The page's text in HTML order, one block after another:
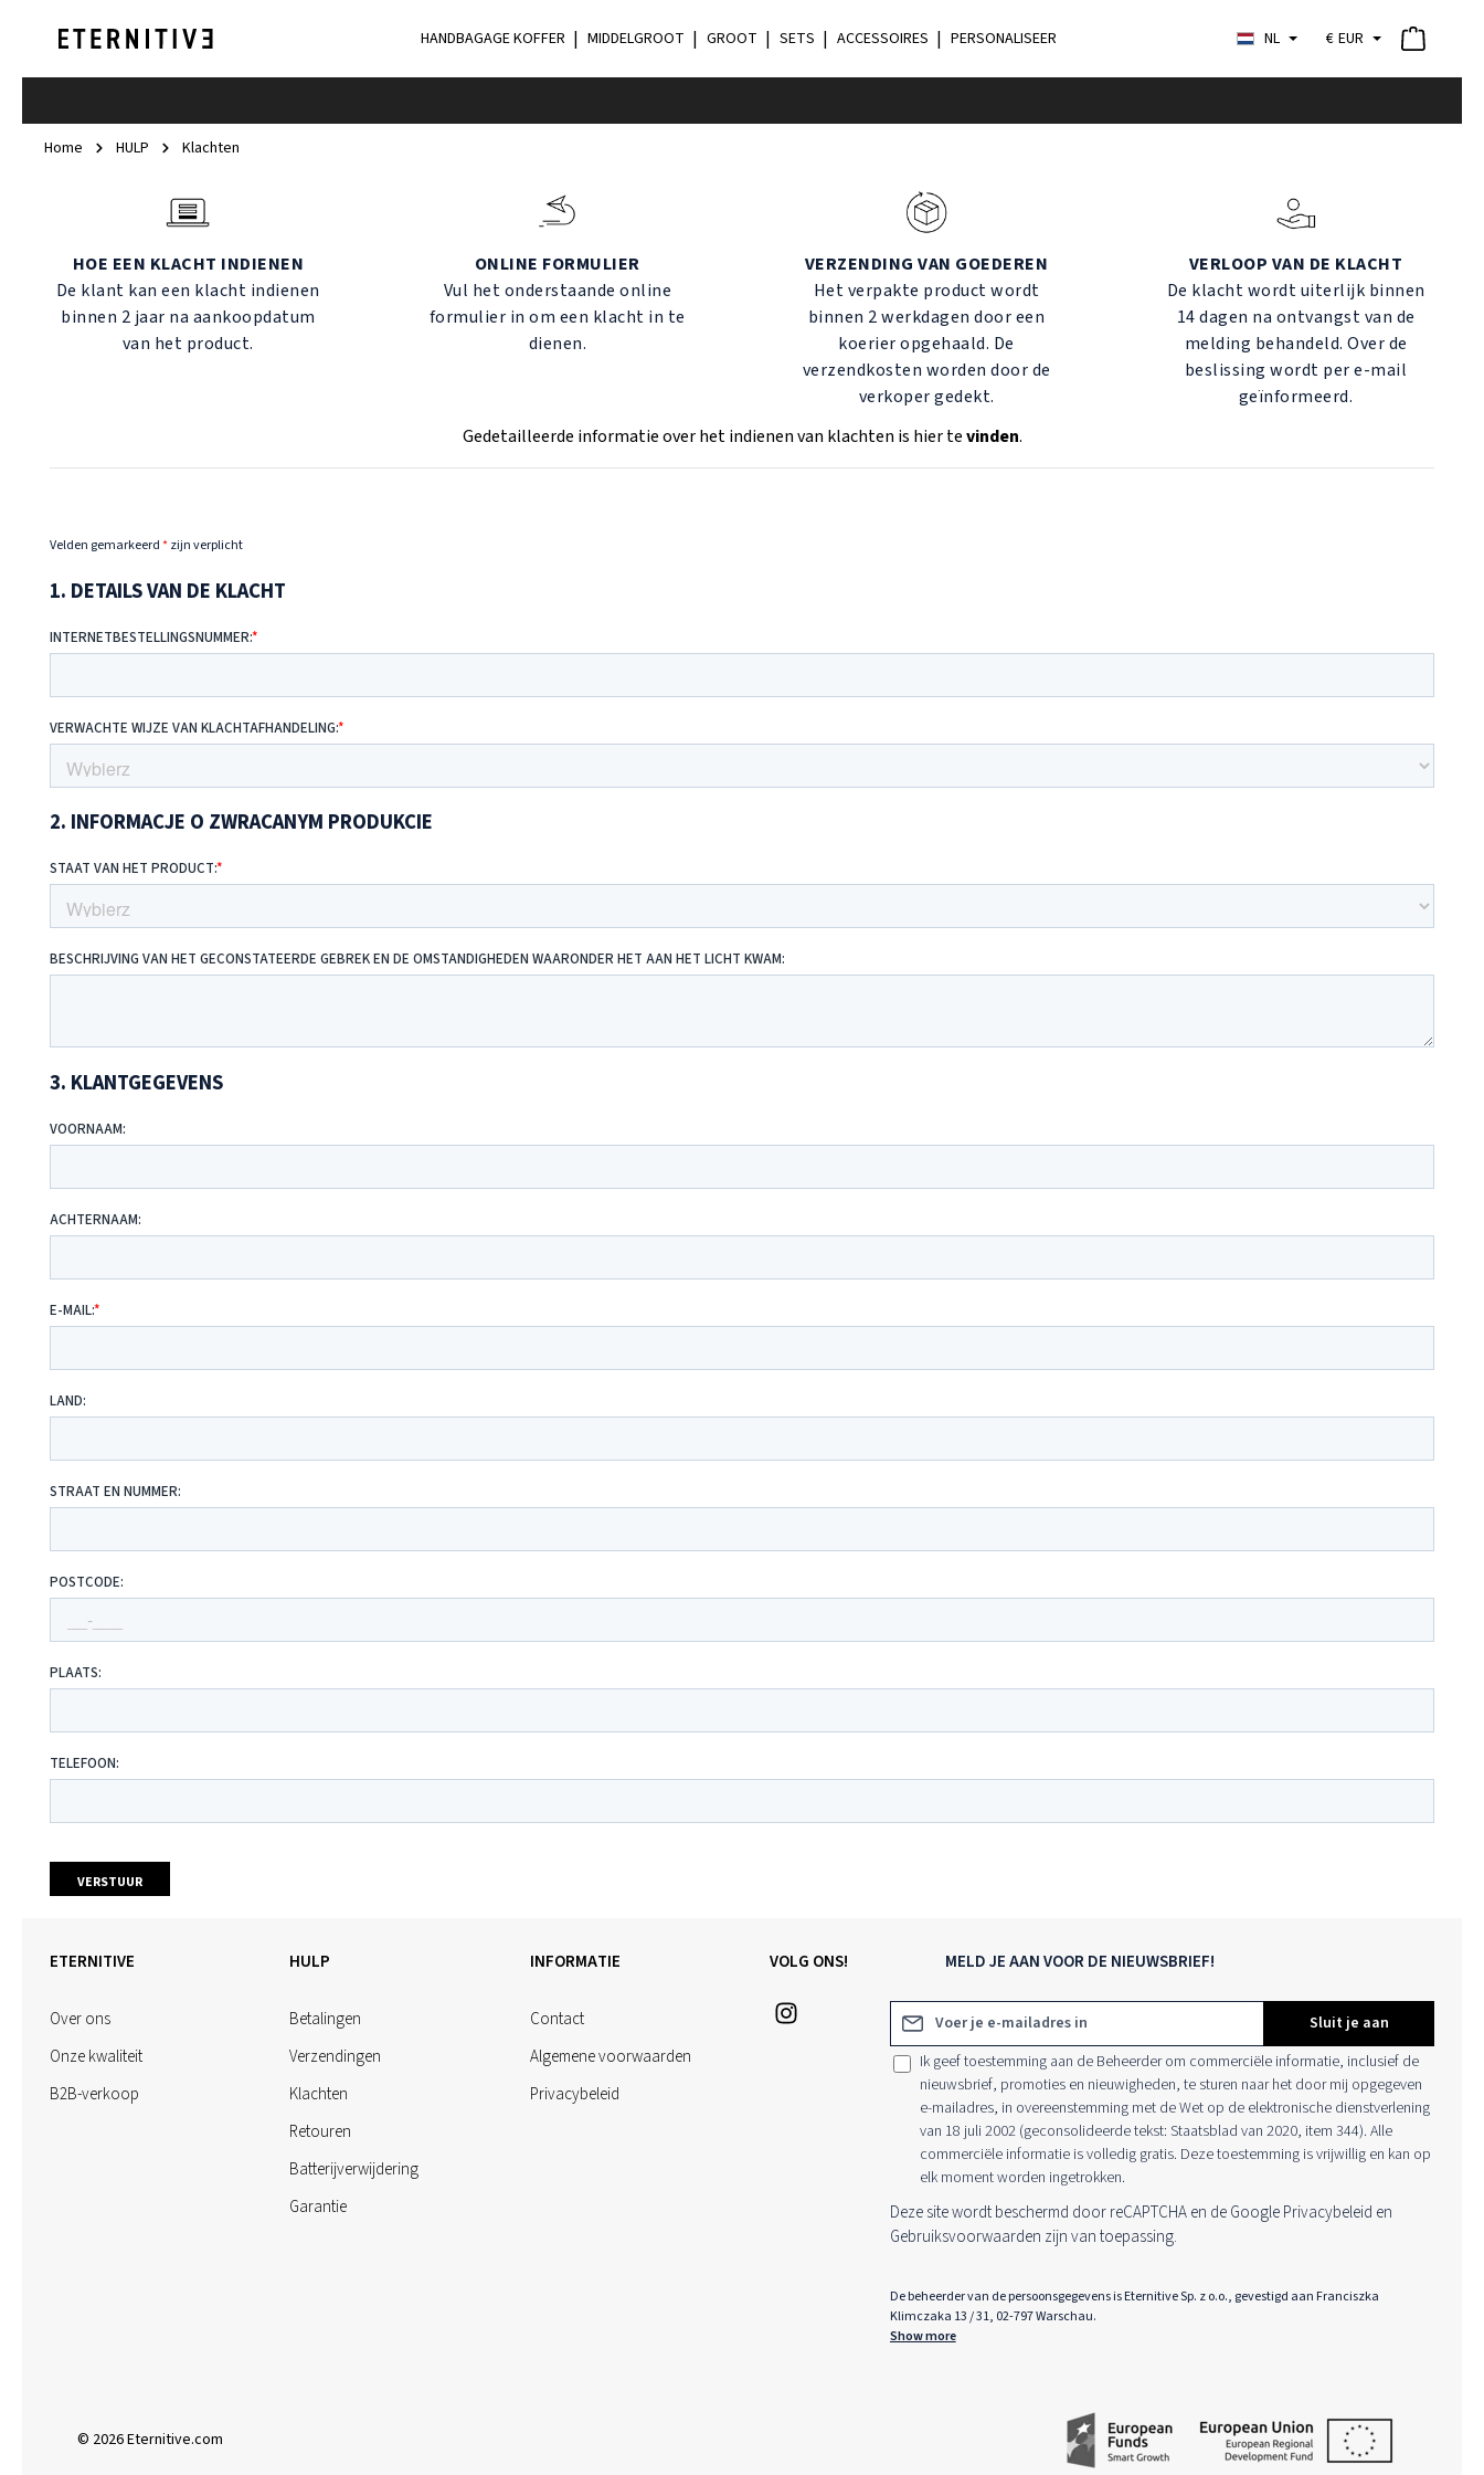
HANDBAGAGE KOFFER MIDDELGROOT GROOT SETS ACCESSOIRES PERSONALISEER NL € EUR
Home HULP Klachten
HOE EEN KLACHT INDIENEN
De klant kan een klacht indienen
binnen 2 jaar na aankoopdatum
van het product.
ONLINE FORMULIER
Vul het onderstaande online
formulier in om een klacht in te
dienen.
VERZENDING VAN GOEDEREN
Het verpakte product wordt
binnen 2 werkdagen door een
koerier opgehaald. De
verzendkosten worden door de
verkoper gedekt.
VERLOOP VAN DE KLACHT
De klacht wordt uiterlijk binnen
14 dagen na ontvangst van de
melding behandeld. Over de
beslissing wordt per e-mail
geïnformeerd.
Gedetailleerde informatie over het indienen van klachten is hier tevinden.
MELD JE AAN VOOR DE NIEUWSBRIEF!
E-mailadres*
Sluit je aan
Ik geef toestemming aan de Beheerder om commerciële informatie, inclusief de
nieuwsbrief, promoties en nieuwigheden, te sturen naar het door mij opgegeven
e-mailadres, in overeenstemming met de Wet op de elektronische dienstverlening
van 18 juli 2002 (geconsolideerde tekst: Staatsblad van 2020, item 344). Alle
commerciële informatie is volledig gratis. Deze toestemming is vrijwillig en kan op
elk moment worden ingetrokken.
Deze site wordt beschermd door reCAPTCHA en de GooglePrivacybeleid en
Gebruiksvoorwaarden zijn van toepassing.
De beheerder van de persoonsgegevens is Eternitive Sp. z o.o., gevestigd aan Franciszka
Klimczaka 13 / 31, 02-797 Warschau.
Show more
VOLG ONS!
ETERNITIVE
Over ons
Onze kwaliteit
B2B-verkoop
HULP
Betalingen
Verzendingen
Klachten
Retouren
Batterijverwijdering
Garantie
INFORMATIE
Contact
Algemene voorwaarden
Privacybeleid
© 2026 Eternitive.com